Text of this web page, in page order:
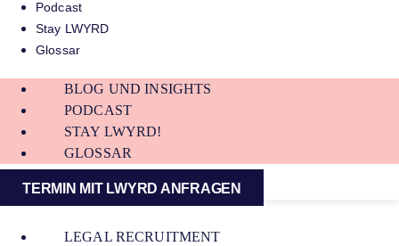
Podcast
Stay LWYRD
Glossar
BLOG UND INSIGHTS
PODCAST
STAY LWYRD!
GLOSSAR
TERMIN MIT LWYRD ANFRAGEN
LEGAL RECRUITMENT